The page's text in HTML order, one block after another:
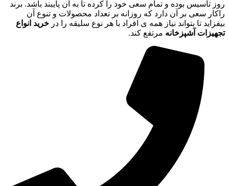
روز تأسیس بوده و تمام سعی خود را کرده تا به آن پایبند باشد. برند
راکار سعی بر آن دارد که روزانه بر تعداد محصولات و تنوع آن
بیفزاید تا بتواند نیاز همه ی افراد با هر نوع سلیقه را در خرید انواع
تجهیزات آشپزخانه مرتفع کند.